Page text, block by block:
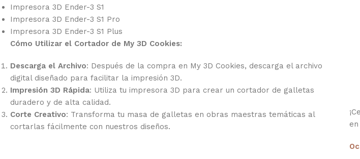
Impresora 3D Ender-3 S1
Impresora 3D Ender-3 S1 Pro
Impresora 3D Ender-3 S1 Plus
Cómo Utilizar el Cortador de My 3D Cookies:
Descarga el Archivo: Después de la compra en My 3D Cookies, descarga el archivo
digital diseñado para facilitar la impresión 3D.
Impresión 3D Rápida: Utiliza tu impresora 3D para crear un cortador de galletas
duradero y de alta calidad.
Corte Creativo: Transforma tu masa de galletas en obras maestras temáticas al
cortarlas fácilmente con nuestros diseños.